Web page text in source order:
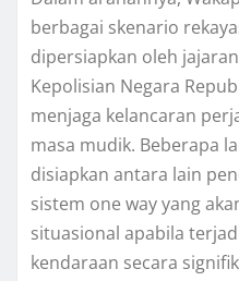
berbagai skenario
dipersiapkan oleh
Kepolisian Negara
menjaga kelancaran
masa mudik. Beberapa
disiapkan antara lain
sistem one way yang
situasional apabila
kendaraan secara